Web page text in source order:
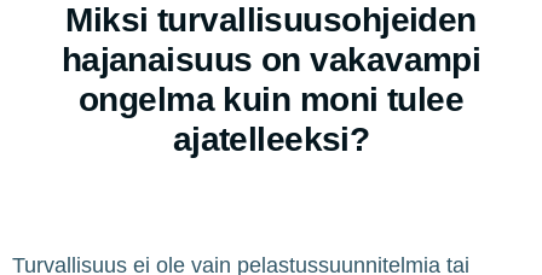
Miksi turvallisuusohjeiden
hajanaisuus on vakavampi
ongelma kuin moni tulee
ajatelleeksi?
Turvallisuus ei ole vain pelastussuunnitelmia tai